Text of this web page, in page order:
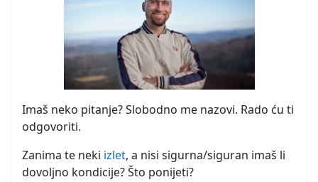
Imaš neko pitanje? Slobodno me nazovi. Rado ću ti
odgovoriti.
Zanima te neki izlet, a nisi sigurna/siguran imaš li
dovoljno kondicije? Što ponijeti?